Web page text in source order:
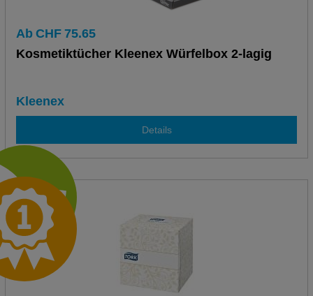
Ab CHF 75.65
Kosmetiktücher Kleenex Würfelbox 2-lagig
Kleenex
Details